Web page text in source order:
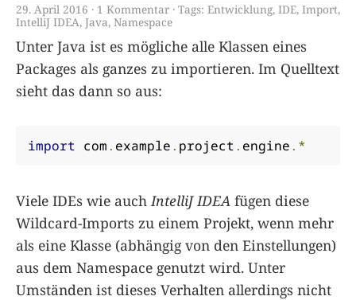
29. April 2016 1 Kommentar Tags: Entwicklung, IDE, Import,
IntelliJ IDEA, Java, Namespace
Unter Java ist es mögliche alle Klassen eines
Packages als ganzes zu importieren. Im Quelltext
sieht das dann so aus:
import com. example. project. engine.*
Viele IDEs wie auch IntelliJ IDEA fügen diese
Wildcard-Imports zu einem Projekt, wenn mehr
als eine Klasse (abhängig von den Einstellungen)
aus dem Namespace genutzt wird. Unter
Umständen ist dieses Verhalten allerdings nicht